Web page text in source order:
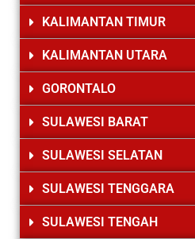
KALIMANTAN TIMUR
KALIMANTAN UTARA
GORONTALO
SULAWESI BARAT
SULAWESI SELATAN
SULAWESI TENGGARA
SULAWESI TENGAH